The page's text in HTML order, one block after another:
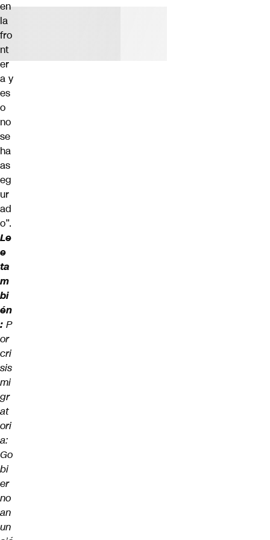
en
la
fro
nt
er
a y
es
o
no
se
ha
as
eg
ur
ad
o”.
Le
e
ta
m
bi
én
: P
or
cri
sis
mi
gr
at
ori
a:
Go
bi
er
no
an
un